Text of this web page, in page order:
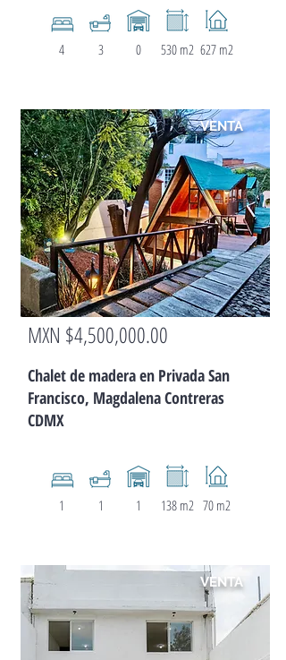
4 3 0 530 m2 627 m2
VENTA
MXN $4,500,000.00
Chalet de madera en Privada San
Francisco, Magdalena Contreras
CDMX
1 1 1 138 m2 70 m2
VENTA